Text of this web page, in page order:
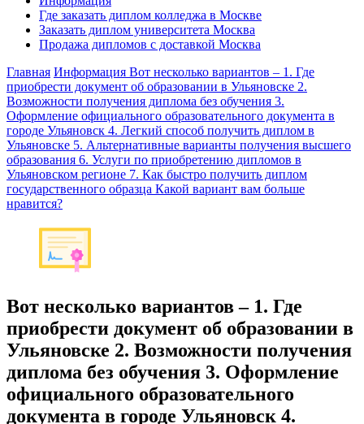
Где заказать диплом колледжа в Москве
Заказать диплом университета Москва
Продажа дипломов с доставкой Москва
Главная Информация Вот несколько вариантов – 1. Где
приобрести документ об образовании в Ульяновске 2.
Возможности получения диплома без обучения 3.
Оформление официального образовательного документа в
городе Ульяновск 4. Легкий способ получить диплом в
Ульяновске 5. Альтернативные варианты получения высшего
образования 6. Услуги по приобретению дипломов в
Ульяновском регионе 7. Как быстро получить диплом
государственного образца Какой вариант вам больше
нравится?
Вот несколько вариантов – 1. Где
приобрести документ об образовании в
Ульяновске 2. Возможности получения
диплома без обучения 3. Оформление
официального образовательного
документа в городе Ульяновск 4.